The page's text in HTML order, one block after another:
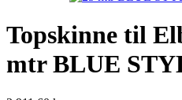
Topskinne til
mtr BLUE